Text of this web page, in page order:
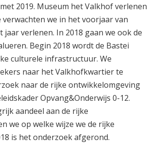
2019. Museum het Valkhof verlenen
we in het voorjaar van
verlenen. In 2018 gaan we ook de
Begin 2018 wordt de Bastei
culturele infrastructuur. We
naar het Valkhofkwartier te
naar de rijke ontwikkelomgeving
Opvang&Onderwijs 0-12.
aandeel aan de rijke
we op welke wijze we de rijke
is het onderzoek afgerond.